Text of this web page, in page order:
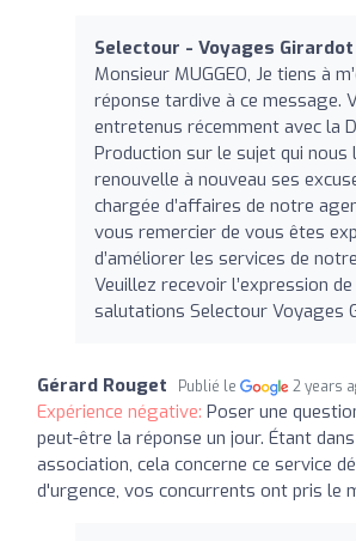
Selectour - Voyages Girardot
Monsieur MUGGEO, Je tiens à
réponse tardive à ce message.
entretenus récemment avec la
Production sur le sujet qui nous
renouvelle à nouveau ses
chargée d’affaires de notre
vous remercier de vous êtes
d’améliorer les services de
Veuillez recevoir l’expression
salutations Selectour Voyages
Gérard Rouget Publié le 2 years
Expérience négative: Poser une
peut-être la réponse un jour. Étant
association, cela concerne ce service
d'urgence, vos concurrents ont pris le